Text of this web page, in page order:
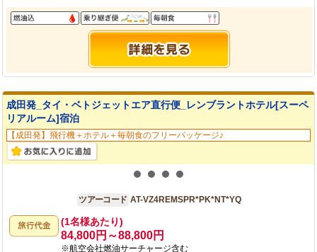
成田発_タイ・ベトジェットエア直行便_レンブラントホテル[スーペ
リアルーム]宿泊
【成田発】飛行機＋ホテル＋毎朝食のフリーパッケージ♪
ツアーコード AT-VZ4REMSPR*PK*NT*YQ
(1名様あたり)
84,800円～88,800円
※航空会社燃油サーチャージ含む